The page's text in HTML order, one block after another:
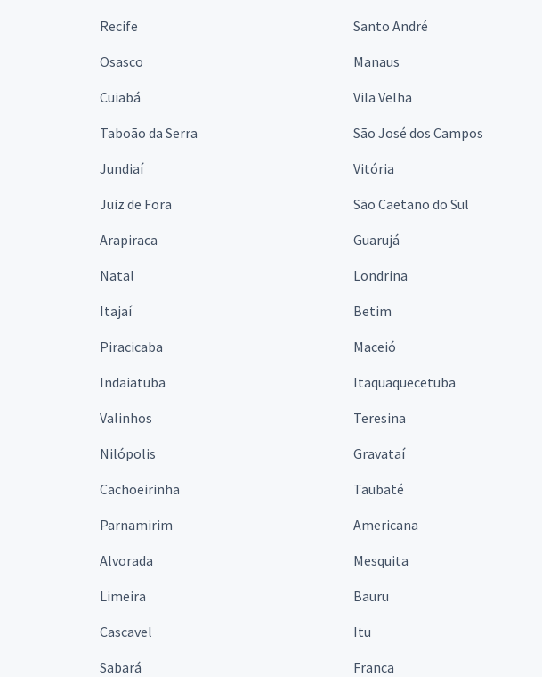
Recife
Santo André
Osasco
Manaus
Cuiabá
Vila Velha
Taboão da Serra
São José dos Campos
Jundiaí
Vitória
Juiz de Fora
São Caetano do Sul
Arapiraca
Guarujá
Natal
Londrina
Itajaí
Betim
Piracicaba
Maceió
Indaiatuba
Itaquaquecetuba
Valinhos
Teresina
Nilópolis
Gravataí
Cachoeirinha
Taubaté
Parnamirim
Americana
Alvorada
Mesquita
Limeira
Bauru
Cascavel
Itu
Sabará
Franca